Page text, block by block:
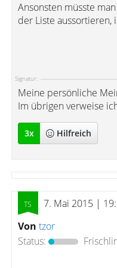
Ansonsten müsste
der Liste aussortieren,
Signatur:
Meine persönliche
Im übrigen verweise
3x Hilfreich
7. Mai 2015 |
Von tzor
Status: